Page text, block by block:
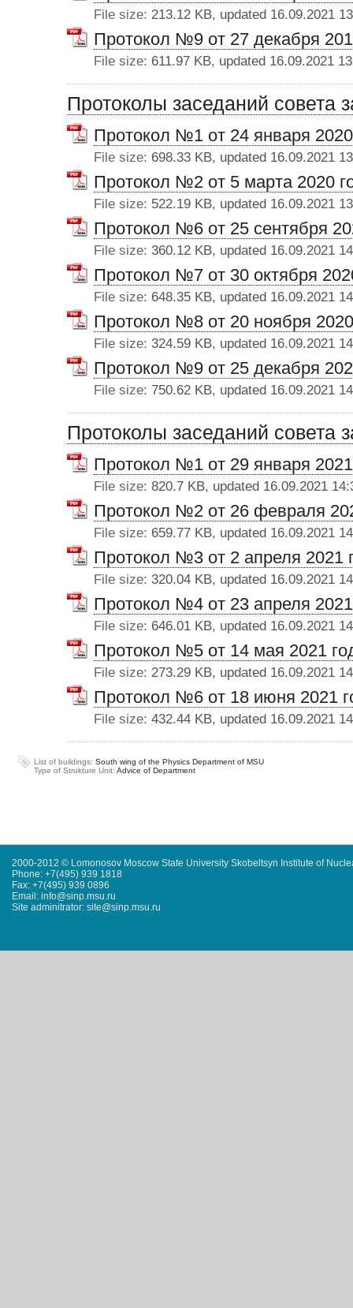
File size: 213.12 KB, updated 16.09.2021
Протокол №9 от 27 декабря
File size: 611.97 KB, updated 16.09.2021
Протоколы заседаний совета
Протокол №1 от 24 января
File size: 698.33 KB, updated 16.09.2021
Протокол №2 от 5 марта 2020
File size: 522.19 KB, updated 16.09.2021
Протокол №6 от 25 сентября
File size: 360.12 KB, updated 16.09.2021
Протокол №7 от 30 октября
File size: 648.35 KB, updated 16.09.2021
Протокол №8 от 20 ноября
File size: 324.59 KB, updated 16.09.2021
Протокол №9 от 25 декабря
File size: 750.62 KB, updated 16.09.2021
Протоколы заседаний совета
Протокол №1 от 29 января
File size: 820.7 KB, updated 16.09.2021
Протокол №2 от 26 февраля
File size: 659.77 KB, updated 16.09.2021
Протокол №3 от 2 апреля 2021
File size: 320.04 KB, updated 16.09.2021
Протокол №4 от 23 апреля
File size: 646.01 KB, updated 16.09.2021
Протокол №5 от 14 мая 2021
File size: 273.29 KB, updated 16.09.2021
Протокол №6 от 18 июня 2021
File size: 432.44 KB, updated 16.09.2021
List of buildings: South wing of the Physics Department of MSU
Type of Strukture Unit: Advice of Department
2000-2012 © Lomonosov Moscow State University Skobeltsyn Institute of
Phone: +7(495) 939 1818
Fax: +7(495) 939 0896
Email: info@sinp.msu.ru
Site adminitrator: site@sinp.msu.ru